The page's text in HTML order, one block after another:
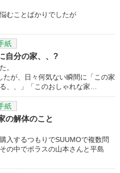
むことばかりでしたが
紙
自分の家、、?
。
が、日々何気ない瞬間に「この家
、、」「このおしゃれな家…
紙
の解体のこと
入するつもりでSUUMOで複数問
の中でポラスの山本さんと平島